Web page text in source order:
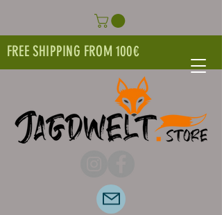
FREE SHIPPING FROM 100€